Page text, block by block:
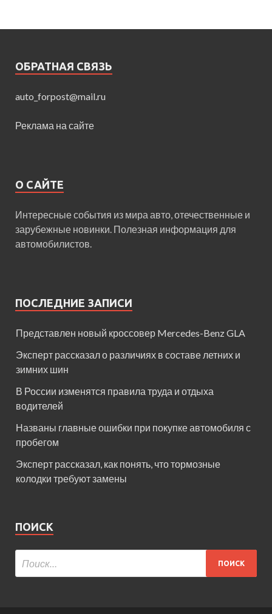
ОБРАТНАЯ СВЯЗЬ
auto_forpost@mail.ru
Реклама на сайте
О САЙТЕ
Интересные события из мира авто, отечественные и
зарубежные новинки. Полезная информация для
автомобилистов.
ПОСЛЕДНИЕ ЗАПИСИ
Представлен новый кроссовер Mercedes-Benz GLA
Эксперт рассказал о различиях в составе летних и
зимних шин
В России изменятся правила труда и отдыха
водителей
Названы главные ошибки при покупке автомобиля с
пробегом
Эксперт рассказал, как понять, что тормозные
колодки требуют замены
ПОИСК